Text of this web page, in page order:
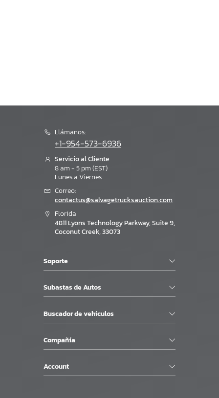
Llámanos:
+1-954-573-6936
Servicio al Cliente
8 am - 5 pm (EST)
Lunes a Viernes
Correo:
contactus@salvagetrucksauction.com
Florida
4811 Lyons Technology Parkway, Suite 9,
Coconut Creek, 33073
Soporte
Subastas de Autos
Buscador de vehiculos
Compañía
Account